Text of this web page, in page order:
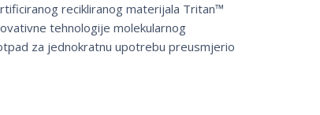
recikliranog materijala Tritan™
tehnologije molekularnog
za jednokratnu upotrebu preusmjerio